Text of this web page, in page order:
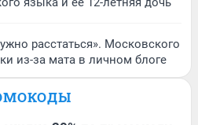
расстаться». Московского
из-за мата в личном блоге